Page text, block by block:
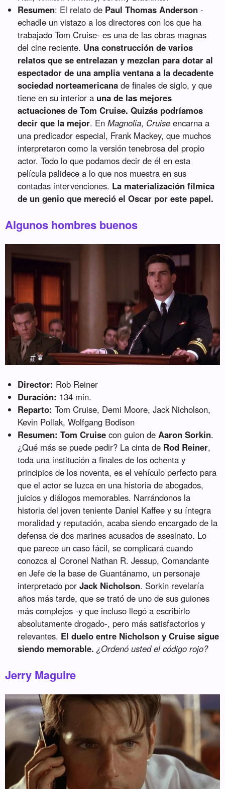
Resumen: El relato de Paul Thomas Anderson -
echadle un vistazo a los directores con los que ha
trabajado Tom Cruise- es una de las obras magnas
del cine reciente. Una construcción de varios
relatos que se entrelazan y mezclan para dotar al
espectador de una amplia ventana a la decadente
sociedad norteamericana de finales de siglo, y que
tiene en su interior a una de las mejores
actuaciones de Tom Cruise. Quizás podríamos
decir que la mejor. EnMagnolia, Cruise encarna a
una predicador especial, Frank Mackey, que muchos
interpretaron como la versión tenebrosa del propio
actor. Todo lo que podamos decir de él en esta
película palidece a lo que nos muestra en sus
contadas intervenciones. La materialización fílmica
de un genio que mereció el Oscar por este papel.
Algunos hombres buenos
Director: Rob Reiner
Duración: 134 min.
Reparto: Tom Cruise, Demi Moore, Jack Nicholson,
Kevin Pollak, Wolfgang Bodison
Resumen: Tom Cruise con guion de Aaron Sorkin.
¿Qué más se puede pedir? La cinta de Rod Reiner,
toda una institución a finales de los ochenta y
principios de los noventa, es el vehículo perfecto para
que el actor se luzca en una historia de abogados,
juicios y diálogos memorables. Narrándonos la
historia del joven teniente Daniel Kaffee y su íntegra
moralidad y reputación, acaba siendo encargado de la
defensa de dos marines acusados de asesinato. Lo
que parece un caso fácil, se complicará cuando
conozca al Coronel Nathan R. Jessup, Comandante
en Jefe de la base de Guantánamo, un personaje
interpretado porJack Nicholson. Sorkin revelaría
años más tarde, que se trató de uno de sus guiones
más complejos -y que incluso llegó a escribirlo
absolutamente drogado-, pero más satisfactorios y
relevantes. El duelo entre Nicholson y Cruise sigue
siendo memorable. ¿Ordenó usted el código rojo?
Jerry Maguire